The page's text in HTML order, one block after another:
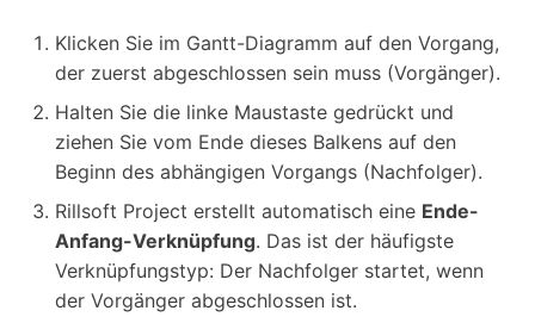
Klicken Sie im Gantt-Diagramm auf den Vorgang,
der zuerst abgeschlossen sein muss (Vorgänger).
Halten Sie die linke Maustaste gedrückt und
ziehen Sie vom Ende dieses Balkens auf den
Beginn des abhängigen Vorgangs (Nachfolger).
Rillsoft Project erstellt automatisch eine Ende-
Anfang-Verknüpfung. Das ist der häufigste
Verknüpfungstyp: Der Nachfolger startet, wenn
der Vorgänger abgeschlossen ist.